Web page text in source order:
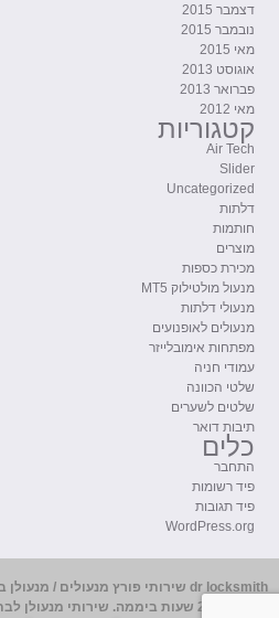
דצמבר 2015
נובמבר 2015
מאי 2015
אוגוסט 2013
פברואר 2013
מאי 2012
קטגוריות
Air Tech
Slider
Uncategorized
דלתות
חותמות
מוצרים
מכירת כספות
מנעול מולטילוק MT5
מנעולי דלתות
מנעולים לאופנועים
מפתחות אימובלייזר
עמודי חניה
שלטי הכוונה
שלטים לשערים
תיבות דואר
כלים
התחבר
פיד רשומות
פיד תגובות
WordPress.org
dr locksmith שירותי פורץ מנעולים / מנעולן
מקצועי 24 שעות ביממה. שירותי